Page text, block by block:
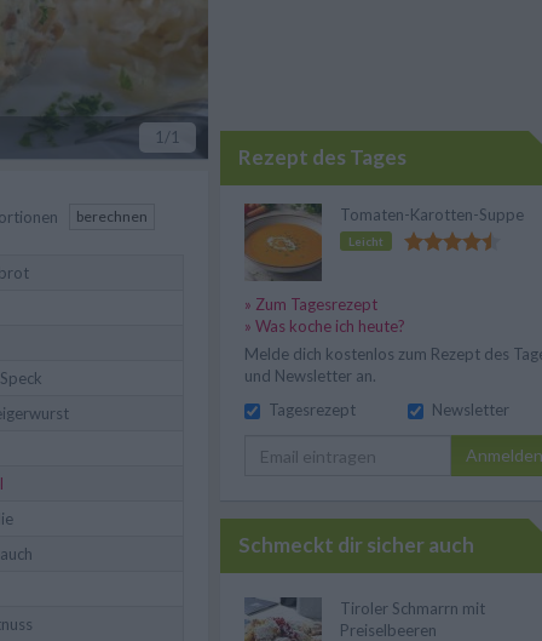
1 /1
berechnen
Rezept des Tages
Tomaten-Karotten-Suppe
Leicht
» Zum Tagesrezept
» Was koche ich heute?
Melde dich kostenlos zum Rezept des
und Newsletter an.
Tagesrezept
Newsletter
Anmelden
Schmeckt dir sicher auch
Tiroler Schmarrn mit
Preiselbeeren